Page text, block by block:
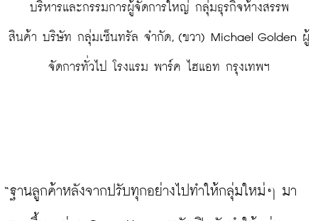
บริหารและกรรมการผู้จัดการใหญ่ กลุ่มธุรกิจห้างสรรพ
สินค้า บริษัท กลุ่มเซ็นทรัล จำกัด, (ขวา) Michael Golden ผู้
จัดการทั่วไป โรงแรม พาร์ค ไฮแอท กรุงเทพฯ
“ฐานลูกค้าหลังจากปรับทุกอย่างไปทำให้กลุ่มใหม่ๆ มา